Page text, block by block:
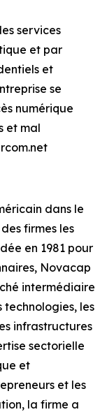
services
et par
et
se
numérique
et mal
dans le
firmes les
en 1981 pour
Novacap
intermédiaire
technologies, les
infrastructures
sectorielle
et
et les
la firme a